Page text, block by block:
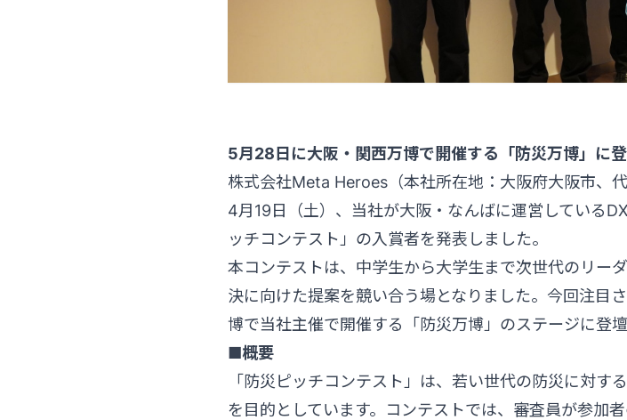
5月28日に大阪・関西万博で開催する「防災万博」に
株式会社Meta Heroes（本社所在地：大阪府大阪市、
4月19日（土）、当社が大阪・なんばに運営している
ッチコンテスト」の入賞者を発表しました。
本コンテストは、中学生から大学生まで次世代のリー
決に向けた提案を競い合う場となりました。今回注目
博で当社主催で開催する「防災万博」のステージに登
■概要
「防災ピッチコンテスト」は、若い世代の防災に対す
を目的としています。コンテストでは、審査員が参加